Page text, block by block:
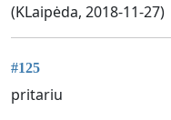
(KLaipėda, 2018-11-27)
#125
pritariu